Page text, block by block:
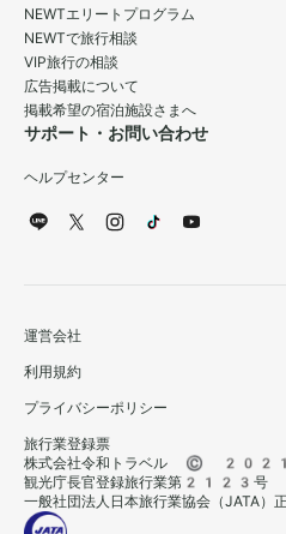
NEWTエリートプログラム
NEWTで旅行相談
VIP旅行の相談
広告掲載について
掲載希望の宿泊施設さまへ
サポート・お問い合わせ
ヘルプセンター
運営会社
利用規約
プライバシーポリシー
旅行業登録票
株式会社令和トラベル ©
観光庁長官登録旅行業第2123号
一般社団法人日本旅行業協会（JATA）